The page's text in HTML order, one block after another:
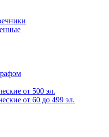
от 500 эл.
от 60 до 499 эл.